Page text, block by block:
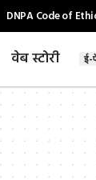
DNPA Code of
वेब स्टोरी ई-